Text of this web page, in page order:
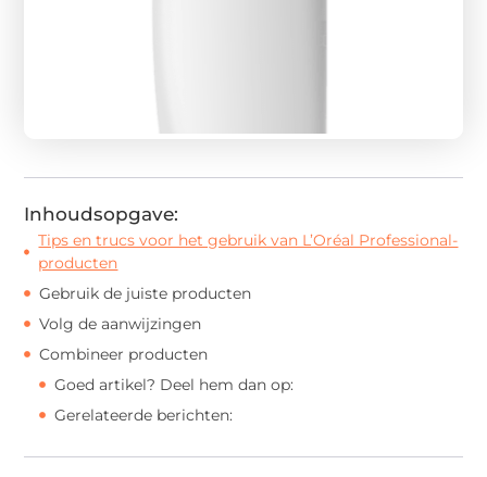
Inhoudsopgave:
Tips en trucs voor het gebruik van L’Oréal Professional-
producten
Gebruik de juiste producten
Volg de aanwijzingen
Combineer producten
Goed artikel? Deel hem dan op:
Gerelateerde berichten: